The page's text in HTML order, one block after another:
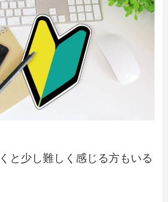
と少し難しく感じる方もいる